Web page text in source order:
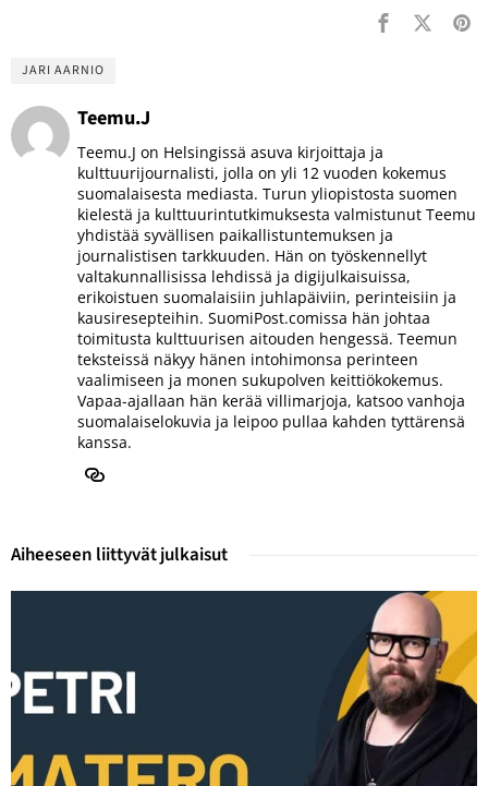
JARI AARNIO
Teemu.J
Teemu.J on Helsingissä asuva kirjoittaja ja
kulttuurijournalisti, jolla on yli 12 vuoden kokemus
suomalaisesta mediasta. Turun yliopistosta suomen
kielestä ja kulttuurintutkimuksesta valmistunut Teemu
yhdistää syvällisen paikallistuntemuksen ja
journalistisen tarkkuuden. Hän on työskennellyt
valtakunnallisissa lehdissä ja digijulkaisuissa,
erikoistuen suomalaisiin juhlapäiviin, perinteisiin ja
kausiresepteihin. SuomiPost.comissa hän johtaa
toimitusta kulttuurisen aitouden hengessä. Teemun
teksteissä näkyy hänen intohimonsa perinteen
vaalimiseen ja monen sukupolven keittiökokemus.
Vapaa-ajallaan hän kerää villimarjoja, katsoo vanhoja
suomalaiselokuvia ja leipoo pullaa kahden tyttärensä
kanssa.
Aiheeseen liittyvät julkaisut